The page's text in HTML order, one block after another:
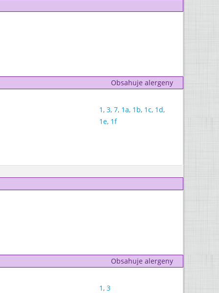
Obsahuje alergeny
1, 3, 7, 1a, 1b, 1c, 1d,
1e, 1f
Obsahuje alergeny
1, 3